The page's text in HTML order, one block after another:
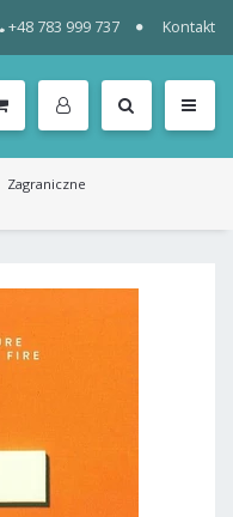
+48 783 999 737 Kontakt
Zagraniczne